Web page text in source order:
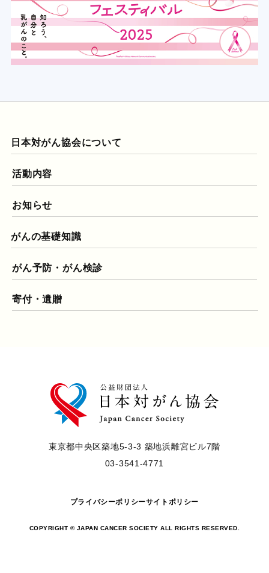
日本対がん協会について
活動内容
お知らせ
がんの基礎知識
がん予防・がん検診
寄付・遺贈
東京都中央区築地5-3-3 築地浜離宮ビル7階
03-3541-4771
プライバシーポリシーサイトポリシー
COPYRIGHT © JAPAN CANCER SOCIETY ALL RIGHTS RESERVED.